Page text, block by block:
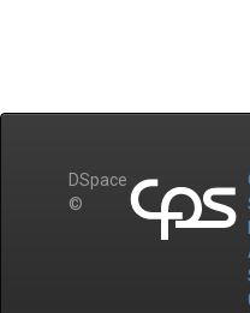
DSpace
©